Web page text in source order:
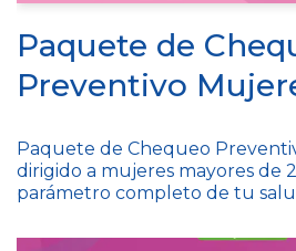
Paquete de
Preventivo
Paquete de Chequeo
dirigido a mujeres mayores de
parámetro completo de tu